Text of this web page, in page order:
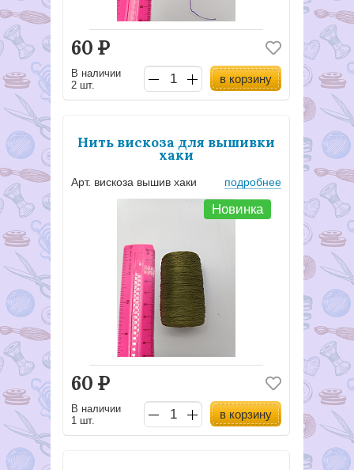
60 Р
В наличии
2 шт.
в корзину
Нить вискоза для вышивки
хаки
Арт. вискоза вышив хаки подробнее
Новинка
60 Р
В наличии
1 шт.
в корзину